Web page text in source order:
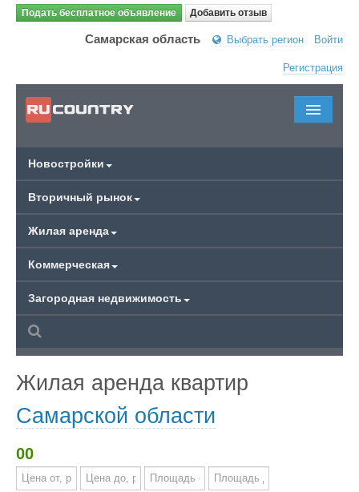
Подать бесплатное объявление Добавить отзыв
Самарская область Выбрать регион Войти
Регистрация
Новостройки
Вторичный рынок
Жилая аренда
Коммерческая
Загородная недвижимость
Жилая аренда квартир
Самарской области
00